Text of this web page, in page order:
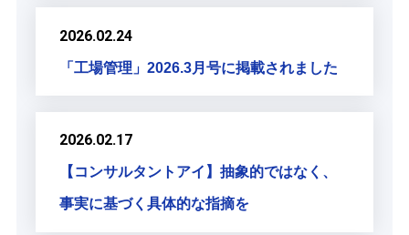
2026.02.24
「工場管理」2026.3月号に掲載されました
2026.02.17
【コンサルタントアイ】抽象的ではなく、
事実に基づく具体的な指摘を